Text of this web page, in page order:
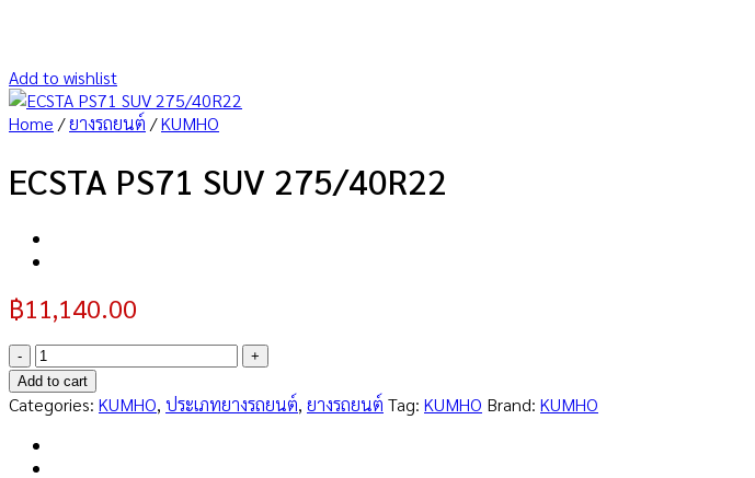
Add to wishlist
Home /ยางรถยนต์ /KUMHO
ECSTA PS71 SUV 275/40R22
฿11,140.00
ECSTA
PS71
SUV
275/40R22
quantity
Add to cart
Categories: KUMHO, ประเภทยางรถยนต์, ยางรถยนต์ Tag: KUMHO Brand: KUMHO